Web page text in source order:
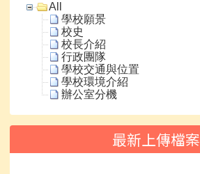
All
學校願景
校史
校長介紹
行政團隊
學校交通與位置
學校環境介紹
辦公室分機
最新上傳檔案